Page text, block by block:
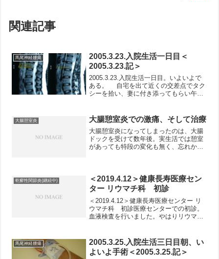
関連記事
馬尾神経腫瘍
2005.3.23.入院生活一日目＜
2005.3.23.記＞
2005.3.23.入院生活一日目。いよいよで
ある。 自宅を出て近くの交差点でタク
シーを拾い、妻に付き添ってもらい午前
くさんの人がいる。入院手続き窓口に行
く。一人待ち...
大腸憩室炎 大腸憩室炎での激痛、そして治療
大腸憩室炎になってしまったのは、大腸
ドックを受けて数年後。実生活では憩室
があっても特段の変化も無く、忘れかけ
ていられないのであれ...
乾癬性関節炎(継続中)
＜2019.4.12＞健康長寿医療セン
ター リウマチ科 初診
＜2019.4.12＞健康長寿医療センター リ
ウマチ科 初診医療センターでの初診。
血液検査を行いました。やはりリウマチ
節炎」と診断になりました。「やはり」
という思い...
馬尾神経腫瘍
2005.3.25.入院生活三日目朝、い
よいよ手術＜2005.3.25.記＞